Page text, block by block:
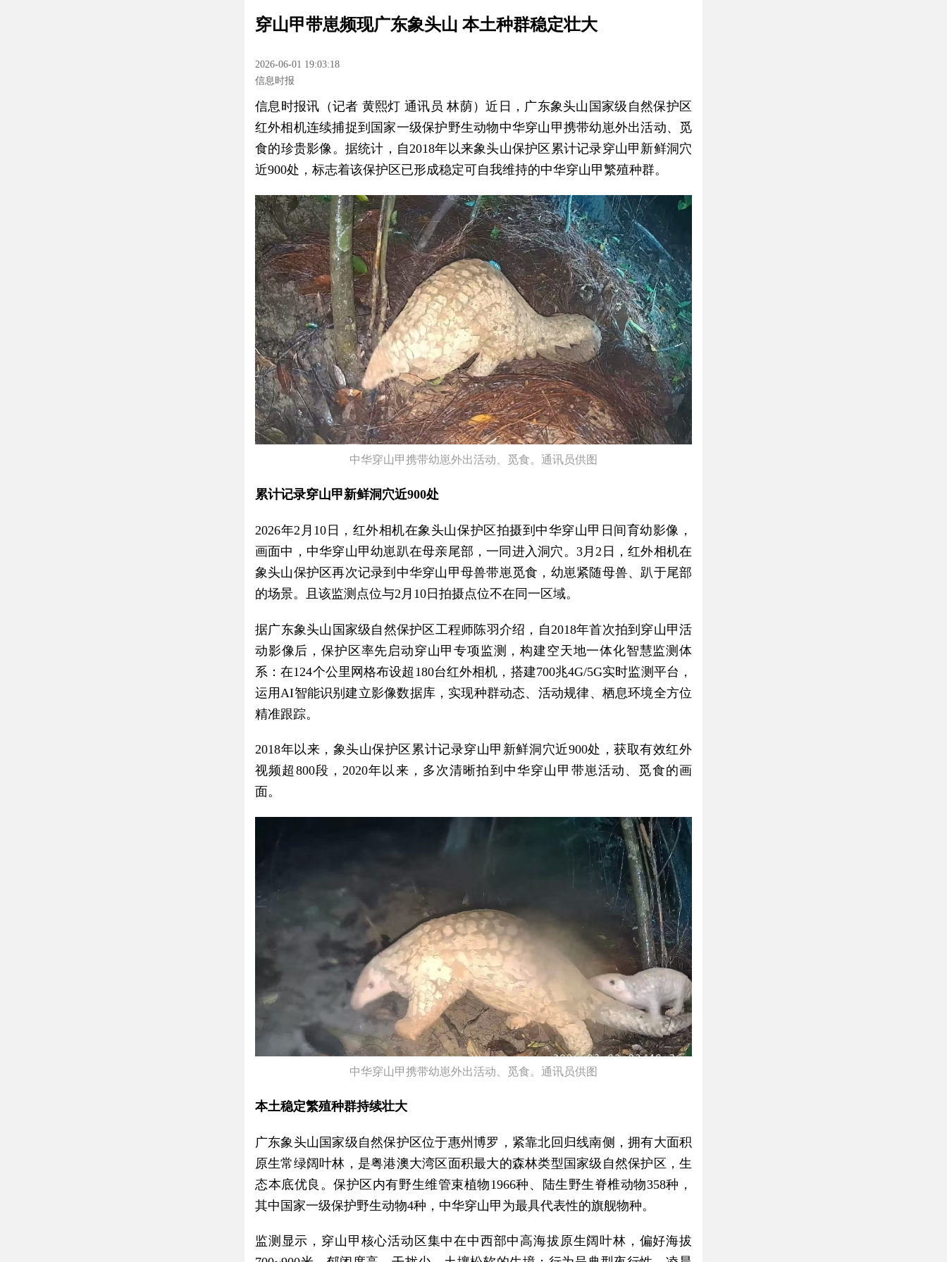
穿山甲带崽频现广东象头山 本土种群稳定壮大
2026-06-01 19:03:18
信息时报
信息时报讯（记者 黄熙灯 通讯员 林荫）近日，广东象头山国家级自然保护区
红外相机连续捕捉到国家一级保护野生动物中华穿山甲携带幼崽外出活动、觅
食的珍贵影像。据统计，自2018年以来象头山保护区累计记录穿山甲新鲜洞穴
近900处，标志着该保护区已形成稳定可自我维持的中华穿山甲繁殖种群。
中华穿山甲携带幼崽外出活动、觅食。通讯员供图
累计记录穿山甲新鲜洞穴近900处
2026年2月10日，红外相机在象头山保护区拍摄到中华穿山甲日间育幼影像，
画面中，中华穿山甲幼崽趴在母亲尾部，一同进入洞穴。3月2日，红外相机在
象头山保护区再次记录到中华穿山甲母兽带崽觅食，幼崽紧随母兽、趴于尾部
的场景。且该监测点位与2月10日拍摄点位不在同一区域。
据广东象头山国家级自然保护区工程师陈羽介绍，自2018年首次拍到穿山甲活
动影像后，保护区率先启动穿山甲专项监测，构建空天地一体化智慧监测体
系：在124个公里网格布设超180台红外相机，搭建700兆4G/5G实时监测平台，
运用AI智能识别建立影像数据库，实现种群动态、活动规律、栖息环境全方位
精准跟踪。
2018年以来，象头山保护区累计记录穿山甲新鲜洞穴近900处，获取有效红外
视频超800段，2020年以来，多次清晰拍到中华穿山甲带崽活动、觅食的画
面。
中华穿山甲携带幼崽外出活动、觅食。通讯员供图
本土稳定繁殖种群持续壮大
广东象头山国家级自然保护区位于惠州博罗，紧靠北回归线南侧，拥有大面积
原生常绿阔叶林，是粤港澳大湾区面积最大的森林类型国家级自然保护区，生
态本底优良。保护区内有野生维管束植物1966种、陆生野生脊椎动物358种，
其中国家一级保护野生动物4种，中华穿山甲为最具代表性的旗舰物种。
监测显示，穿山甲核心活动区集中在中西部中高海拔原生阔叶林，偏好海拔